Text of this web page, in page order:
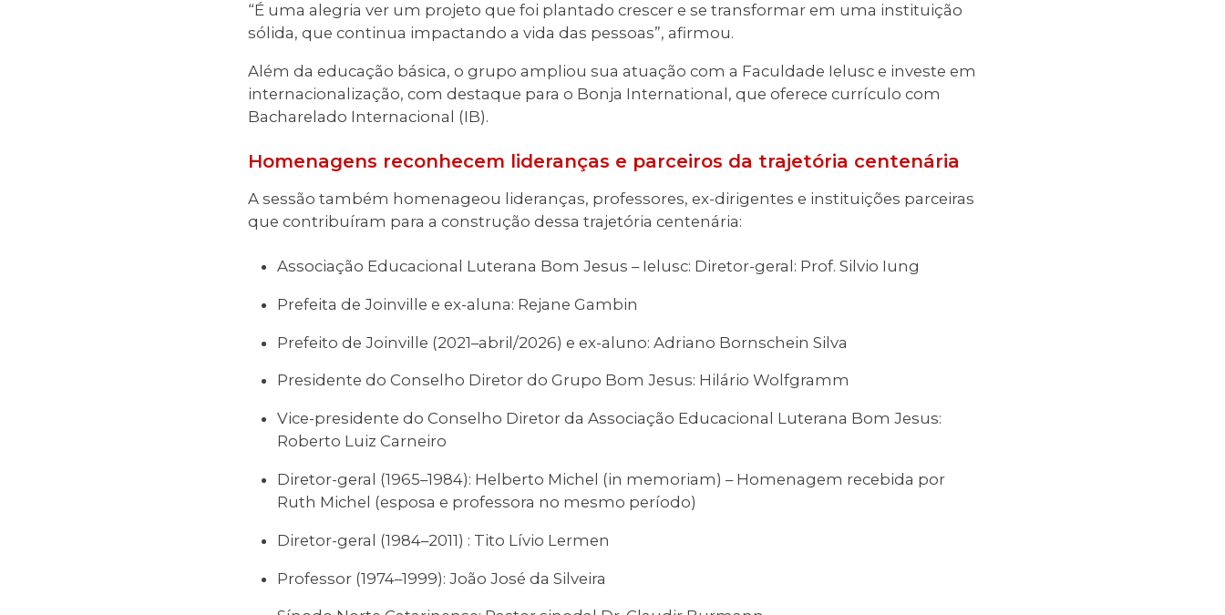
“É uma alegria ver um projeto que foi plantado crescer e se transformar em uma instituição
sólida, que continua impactando a vida das pessoas”, afirmou.
Além da educação básica, o grupo ampliou sua atuação com a Faculdade Ielusc e investe em
internacionalização, com destaque para o Bonja International, que oferece currículo com
Bacharelado Internacional (IB).
Homenagens reconhecem lideranças e parceiros da trajetória centenária
A sessão também homenageou lideranças, professores, ex-dirigentes e instituições parceiras
que contribuíram para a construção dessa trajetória centenária:
Associação Educacional Luterana Bom Jesus – Ielusc: Diretor-geral: Prof. Silvio Iung
Prefeita de Joinville e ex-aluna: Rejane Gambin
Prefeito de Joinville (2021–abril/2026) e ex-aluno: Adriano Bornschein Silva
Presidente do Conselho Diretor do Grupo Bom Jesus: Hilário Wolfgramm
Vice-presidente do Conselho Diretor da Associação Educacional Luterana Bom Jesus:
Roberto Luiz Carneiro
Diretor-geral (1965–1984): Helberto Michel (in memoriam) – Homenagem recebida por
Ruth Michel (esposa e professora no mesmo período)
Diretor-geral (1984–2011) : Tito Lívio Lermen
Professor (1974–1999): João José da Silveira